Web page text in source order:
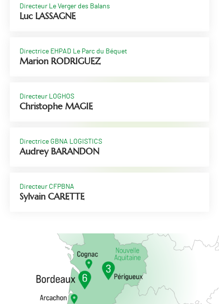
Directeur Le Verger des Balans
Luc LASSAGNE
Directrice EHPAD Le Parc du Béquet
Marion RODRIGUEZ
Directeur LOGHOS
Christophe MAGIE
Directrice GBNA LOGISTICS
Audrey BARANDON
Directeur CFPBNA
Sylvain CARETTE